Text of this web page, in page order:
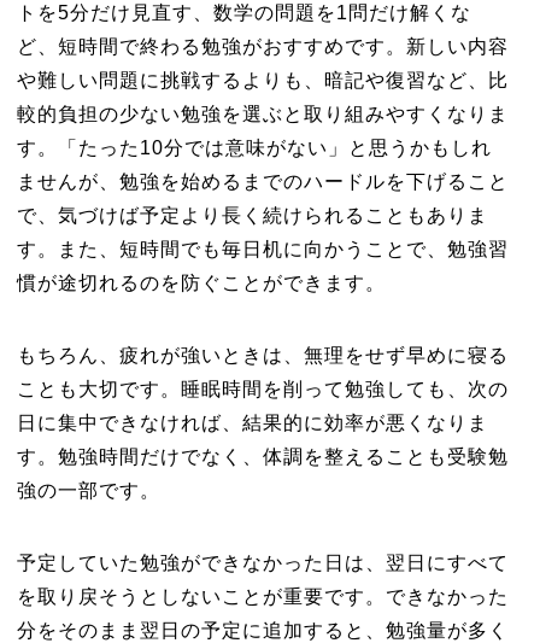
トを5分だけ見直す、数学の問題を1問だけ解くな
ど、短時間で終わる勉強がおすすめです。新しい内容
や難しい問題に挑戦するよりも、暗記や復習など、比
較的負担の少ない勉強を選ぶと取り組みやすくなりま
す。「たった10分では意味がない」と思うかもしれ
ませんが、勉強を始めるまでのハードルを下げること
で、気づけば予定より長く続けられることもありま
す。また、短時間でも毎日机に向かうことで、勉強習
慣が途切れるのを防ぐことができます。
もちろん、疲れが強いときは、無理をせず早めに寝る
ことも大切です。睡眠時間を削って勉強しても、次の
日に集中できなければ、結果的に効率が悪くなりま
す。勉強時間だけでなく、体調を整えることも受験勉
強の一部です。
予定していた勉強ができなかった日は、翌日にすべて
を取り戻そうとしないことが重要です。できなかった
分をそのまま翌日の予定に追加すると、勉強量が多く